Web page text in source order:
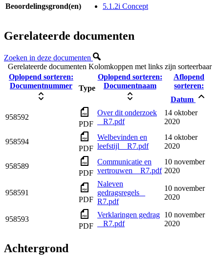
Beoordelingsgrond(en) 5.1.2i Concept
Gerelateerde documenten
Zoeken in deze documenten
Gerelateerde documenten Kolomkoppen met links zijn sorteerbaar
Oplopend sorteren:
Documentnummer
Type
Oplopend sorteren:
Documentnaam
Aflopend
sorteren:
Datum
958592
PDF
Over dit onderzoek
_ R7.pdf
14 oktober
2020
958594
PDF
Welbevinden en
leefstijl _ R7.pdf
14 oktober
2020
958589
PDF
Communicatie en
vertrouwen _ R7.pdf
10 november
2020
958591
PDF
Naleven
gedragsregels _
R7.pdf
10 november
2020
958593
PDF
Verklaringen gedrag
_ R7.pdf
10 november
2020
Achtergrond